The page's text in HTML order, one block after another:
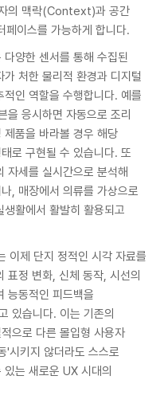
의 맥락(Context)과 공간
이스를 가능하게 합니다.
양한 센서를 통해 수집된
처한 물리적 환경과 디지털
인 역할을 수행합니다. 예를
을 응시하면 자동으로 조리
품을 바라볼 경우 해당
로 구현될 수 있습니다. 또
자세를 실시간으로 분석해
, 매장에서 의류를 가상으로
활에서 활발히 활용되고
이제 단지 정적인 시각 자료를
표정 변화, 신체 동작, 시선의
능동적인 피드백을
있습니다. 이는 기존의
으로 다른 몰입형 사용자
'시키지 않더라도 스스로
는 새로운 UX 시대의